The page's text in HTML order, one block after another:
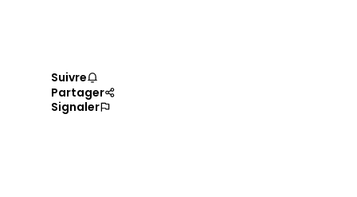
Suivre
Partager
Signaler